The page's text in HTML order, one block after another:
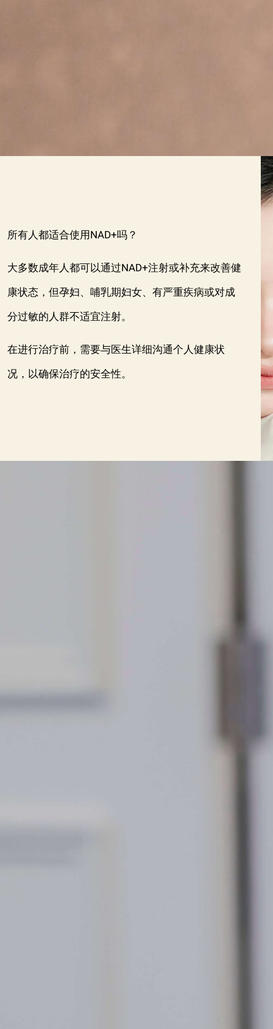
所有人都适合使用NAD+吗？
大多数成年人都可以通过NAD+注射或补充来改善健
康状态，但孕妇、哺乳期妇女、有严重疾病或对成
分过敏的人群不适宜注射。
在进行治疗前，需要与医生详细沟通个人健康状
况，以确保治疗的安全性。